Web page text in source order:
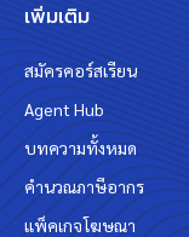
เพิ่มเติม
สมัครคอร์สเรียน
Agent Hub
บทความทั้งหมด
คำนวณภาษีอากร
แพ็คเกจโฆษณา